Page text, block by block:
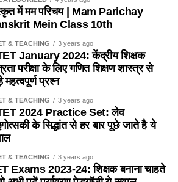
In Sanskrit)
हिंदी
गाय
Cow
भैंस
बकरी
Goat
भेंड़
Sheep
घोड़ा
Horse
गधा
Donkey
सर्वप्राचीनग्रन्थाः चत्वारो वेदाः
वर्तते।
संस्कृतस्य प्रयोग: भवति ।
कृते संस्कृतभाषा अति उपयुक्ता अस्ति ।
प्राणभूताभाषा अस्ति ।
में मम परिचय | Mam Parichay
Mein Class 10th
& TEACHING 3 years ago
January 2024: केंद्रीय शिक्षक
परीक्षा के लिए गणित शिक्षण शास्त्र से
प्रश्न
& TEACHING 3 years ago
2024 Practice Set: लेव
के सिद्धांत से हर बार पूछे जाते है ये
& TEACHING 3 years ago
Exams 2023-24: शिक्षक बनाना चाहते